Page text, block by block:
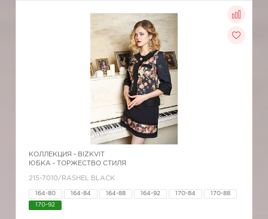
КОЛЛЕКЦИЯ - BIZKVIT
ЮБКА - ТОРЖЕСТВО СТИЛЯ
215-7010/RASHEL BLACK
164-80 164-84 164-88 164-92 170-84 170-88
170-92